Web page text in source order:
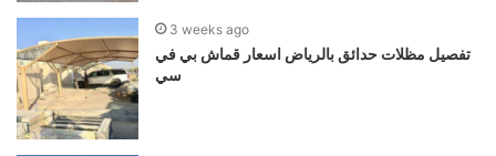
3 weeks ago
تفصيل مظلات حدائق بالرياض اسعار قماش بي في
سي